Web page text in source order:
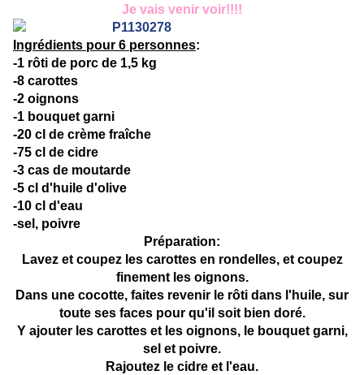
Je vais venir voir!!!!
Ingrédients pour 6 personnes:
-1 rôti de porc de 1,5 kg
-8 carottes
-2 oignons
-1 bouquet garni
-20 cl de crème fraîche
-75 cl de cidre
-3 cas de moutarde
-5 cl d'huile d'olive
-10 cl d'eau
-sel, poivre
Préparation:
Lavez et coupez les carottes en rondelles, et coupez
finement les oignons.
Dans une cocotte, faites revenir le rôti dans l'huile, sur
toute ses faces pour qu'il soit bien doré.
Y ajouter les carottes et les oignons, le bouquet garni,
sel et poivre.
Rajoutez le cidre et l'eau.